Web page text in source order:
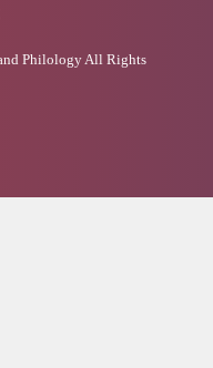
Philology All Rights